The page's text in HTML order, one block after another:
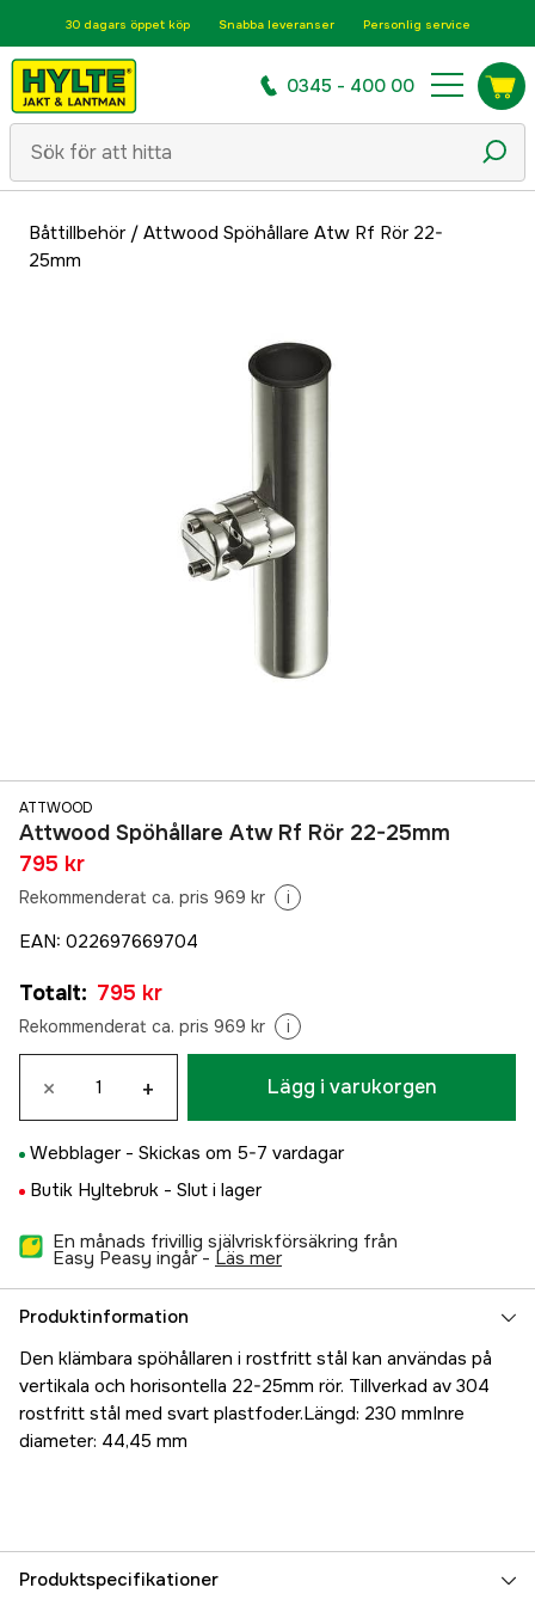
30 dagars öppet köp Snabba leveranser Personlig service
0345 - 400 00
Båttillbehör/ Attwood Spöhållare Atw Rf Rör 22-
25mm
ATTWOOD
Attwood Spöhållare Atw Rf Rör 22-25mm
795 kr
Rekommenderat ca. pris 969 kr i
EAN: 022697669704
Totalt: 795 kr
Rekommenderat ca. pris 969 kr i
× + Lägg i varukorgen
Webblager - Skickas om 5-7 vardagar
Butik Hyltebruk - Slut i lager
En månads frivillig självriskförsäkring från
Easy Peasy ingår - läs mer
Produktinformation
Den klämbara spöhållaren i rostfritt stål kan användas på
vertikala och horisontella 22-25mm rör. Tillverkad av 304
rostfritt stål med svart plastfoder.Längd: 230 mmInre
diameter: 44,45 mm
Produktspecifikationer